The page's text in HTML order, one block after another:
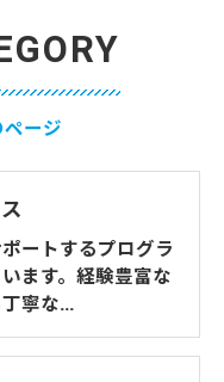
ページ
ートするプログラ
ます。経験豊富な
寧な…